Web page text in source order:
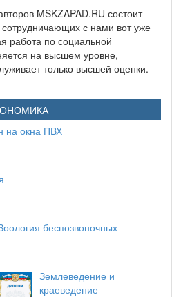
MSKZAPAD.RU состоит
с нами вот уже
работа по социальной
на высшем уровне,
только высшей оценки.
на окна ПВХ
беспозвоночных
Землеведение и
краеведение